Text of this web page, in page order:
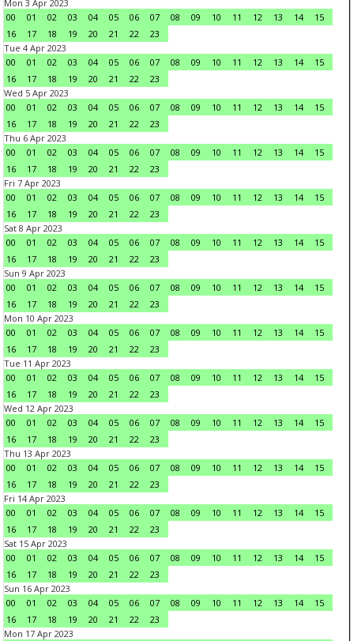
Mon 3 Apr 2023
00
01 02 03 04 05 06 07 08 09 10 11 12 13 14
15
16
17 18 19 20 21 22
23
Tue 4 Apr 2023
00
01 02 03 04 05 06 07 08 09 10 11 12 13 14
15
16
17 18 19 20 21 22
23
Wed 5 Apr 2023
00
01 02 03 04 05 06 07 08 09 10 11 12 13 14
15
16
17 18 19 20 21 22
23
Thu 6 Apr 2023
00
01 02 03 04 05 06 07 08 09 10 11 12 13 14
15
16
17 18 19 20 21 22
23
Fri 7 Apr 2023
00
01 02 03 04 05 06 07 08 09 10 11 12 13 14
15
16
17 18 19 20 21 22
23
Sat 8 Apr 2023
00
01 02 03 04 05 06 07 08 09 10 11 12 13 14
15
16
17 18 19 20 21 22
23
Sun 9 Apr 2023
00
01 02 03 04 05 06 07 08 09 10 11 12 13 14
15
16
17 18 19 20 21 22
23
Mon 10 Apr 2023
00
01 02 03 04 05 06 07 08 09 10 11 12 13 14
15
16
17 18 19 20 21 22
23
Tue 11 Apr 2023
00
01 02 03 04 05 06 07 08 09 10 11 12 13 14
15
16
17 18 19 20 21 22
23
Wed 12 Apr 2023
00
01 02 03 04 05 06 07 08 09 10 11 12 13 14
15
16
17 18 19 20 21 22
23
Thu 13 Apr 2023
00
01 02 03 04 05 06 07 08 09 10 11 12 13 14
15
16
17 18 19 20 21 22
23
Fri 14 Apr 2023
00
01 02 03 04 05 06 07 08 09 10 11 12 13 14
15
16
17 18 19 20 21 22
23
Sat 15 Apr 2023
00
01 02 03 04 05 06 07 08 09 10 11 12 13 14
15
16
17 18 19 20 21 22
23
Sun 16 Apr 2023
00
01 02 03 04 05 06 07 08 09 10 11 12 13 14
15
16
17 18 19 20 21 22
23
Mon 17 Apr 2023